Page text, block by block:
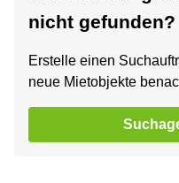
nicht gefunden?
Erstelle einen
neue Mietobjekte